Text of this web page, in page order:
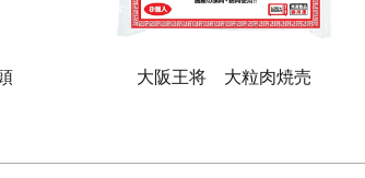
大阪王将 大粒肉焼売